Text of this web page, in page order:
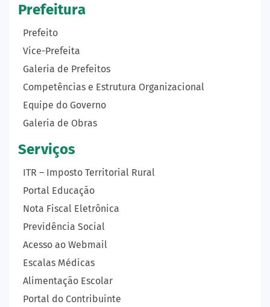
Prefeitura
Prefeito
Vice-Prefeita
Galeria de Prefeitos
Competências e Estrutura Organizacional
Equipe do Governo
Galeria de Obras
Serviços
ITR – Imposto Territorial Rural
Portal Educação
Nota Fiscal Eletrônica
Previdência Social
Acesso ao Webmail
Escalas Médicas
Alimentação Escolar
Portal do Contribuinte